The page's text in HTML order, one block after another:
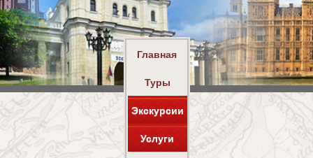
Главная
Туры
Экскурсии
Услуги